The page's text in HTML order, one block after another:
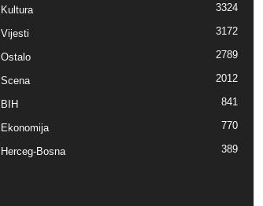
Kultura 3324
Vijesti 3172
Ostalo 2789
Scena 2012
BIH 841
Ekonomija 770
Herceg-Bosna 389